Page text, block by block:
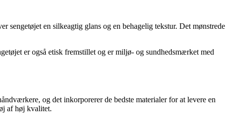
en silkeagtig glans og en behagelig tekstur. Det mønstrede
er også etisk fremstillet og er miljø- og sundhedsmærket med
og det inkorporerer de bedste materialer for at levere en
af høj kvalitet.